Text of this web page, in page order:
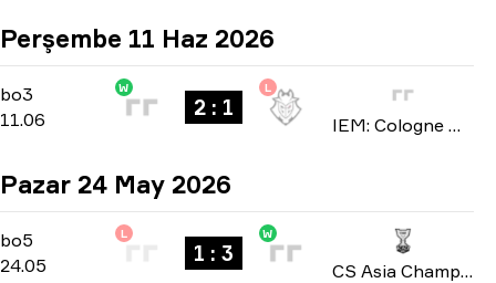
Perşembe 11 Haz 2026
bo3
bo3
11.06
W
2 : 1
L
IEM: Cologne Major 2026
Pazar 24 May 2026
bo5 -bo5
24.05
L
1 : 3
W
CS Asia Championships 2026